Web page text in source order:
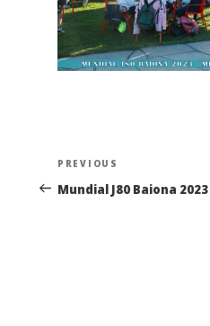
Navegación
de
Previous
Post
PREVIOUS
Mundial J80 Baiona 2023